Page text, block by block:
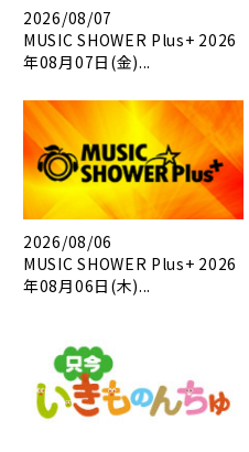
2026/08/07
MUSIC SHOWER Plus+ 2026
年08月07日(金)...
2026/08/06
MUSIC SHOWER Plus+ 2026
年08月06日(木)...